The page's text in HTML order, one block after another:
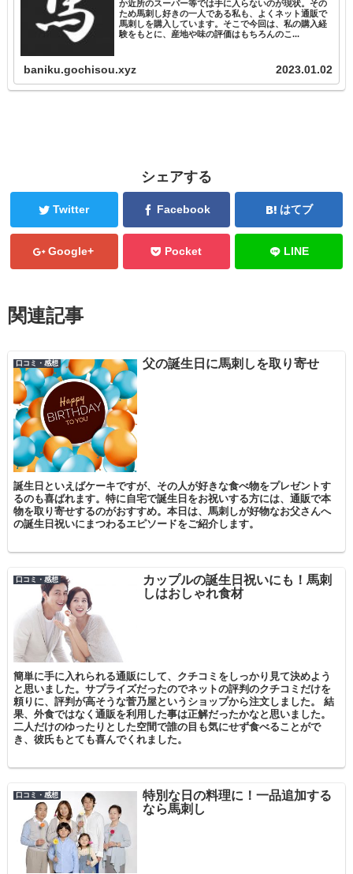
か近所のスーパー等では手に入らないのが現状。その
ため馬刺し好きの一人である私も、よくネット通販で
馬刺しを購入しています。そこで今回は、私の購入経
験をもとに、産地や味の評価はもちろんのこ...
baniku.gochisou.xyz 2023.01.02
シェアする
Twitter Facebook はてブ
Google+ Pocket LINE
関連記事
口コミ・感想 父の誕生日に馬刺しを取り寄せ
誕生日といえばケーキですが、その人が好きな食べ物をプレゼントす
るのも喜ばれます。特に自宅で誕生日をお祝いする方には、通販で本
物を取り寄せするのがおすすめ。本日は、馬刺しが好物なお父さんへ
の誕生日祝いにまつわるエピソードをご紹介します。
口コミ・感想
カップルの誕生日祝いにも！馬刺
しはおしゃれ食材
簡単に手に入れられる通販にして、クチコミをしっかり見て決めよう
と思いました。サプライズだったのでネットの評判のクチコミだけを
頼りに、評判が高そうな菅乃屋というショップから注文しました。 結
果、外食ではなく通販を利用した事は正解だったかなと思いました。
二人だけのゆったりとした空間で誰の目も気にせず食べることがで
き、彼氏もとても喜んでくれました。
口コミ・感想
特別な日の料理に！一品追加する
なら馬刺し